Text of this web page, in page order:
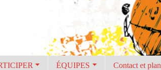
ÉQUIPES Contact et plan